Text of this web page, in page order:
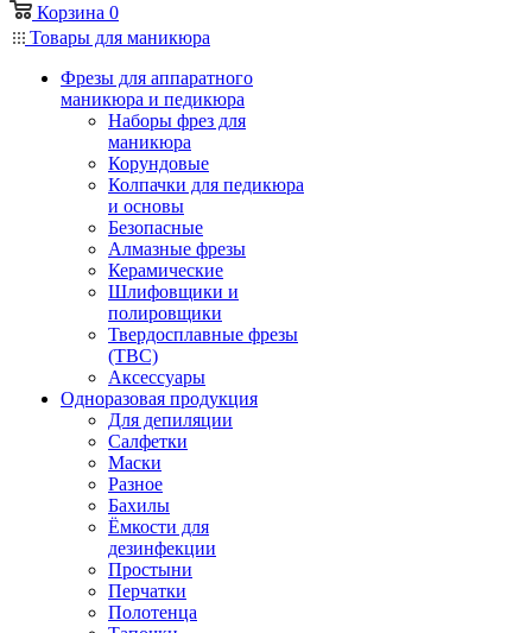
Корзина 0
Товары для маникюра
Фрезы для аппаратного
маникюра и педикюра
Наборы фрез для
маникюра
Корундовые
Колпачки для педикюра
и основы
Безопасные
Алмазные фрезы
Керамические
Шлифовщики и
полировщики
Твердосплавные фрезы
(ТВС)
Аксессуары
Одноразовая продукция
Для депиляции
Салфетки
Маски
Разное
Бахилы
Ёмкости для
дезинфекции
Простыни
Перчатки
Полотенца